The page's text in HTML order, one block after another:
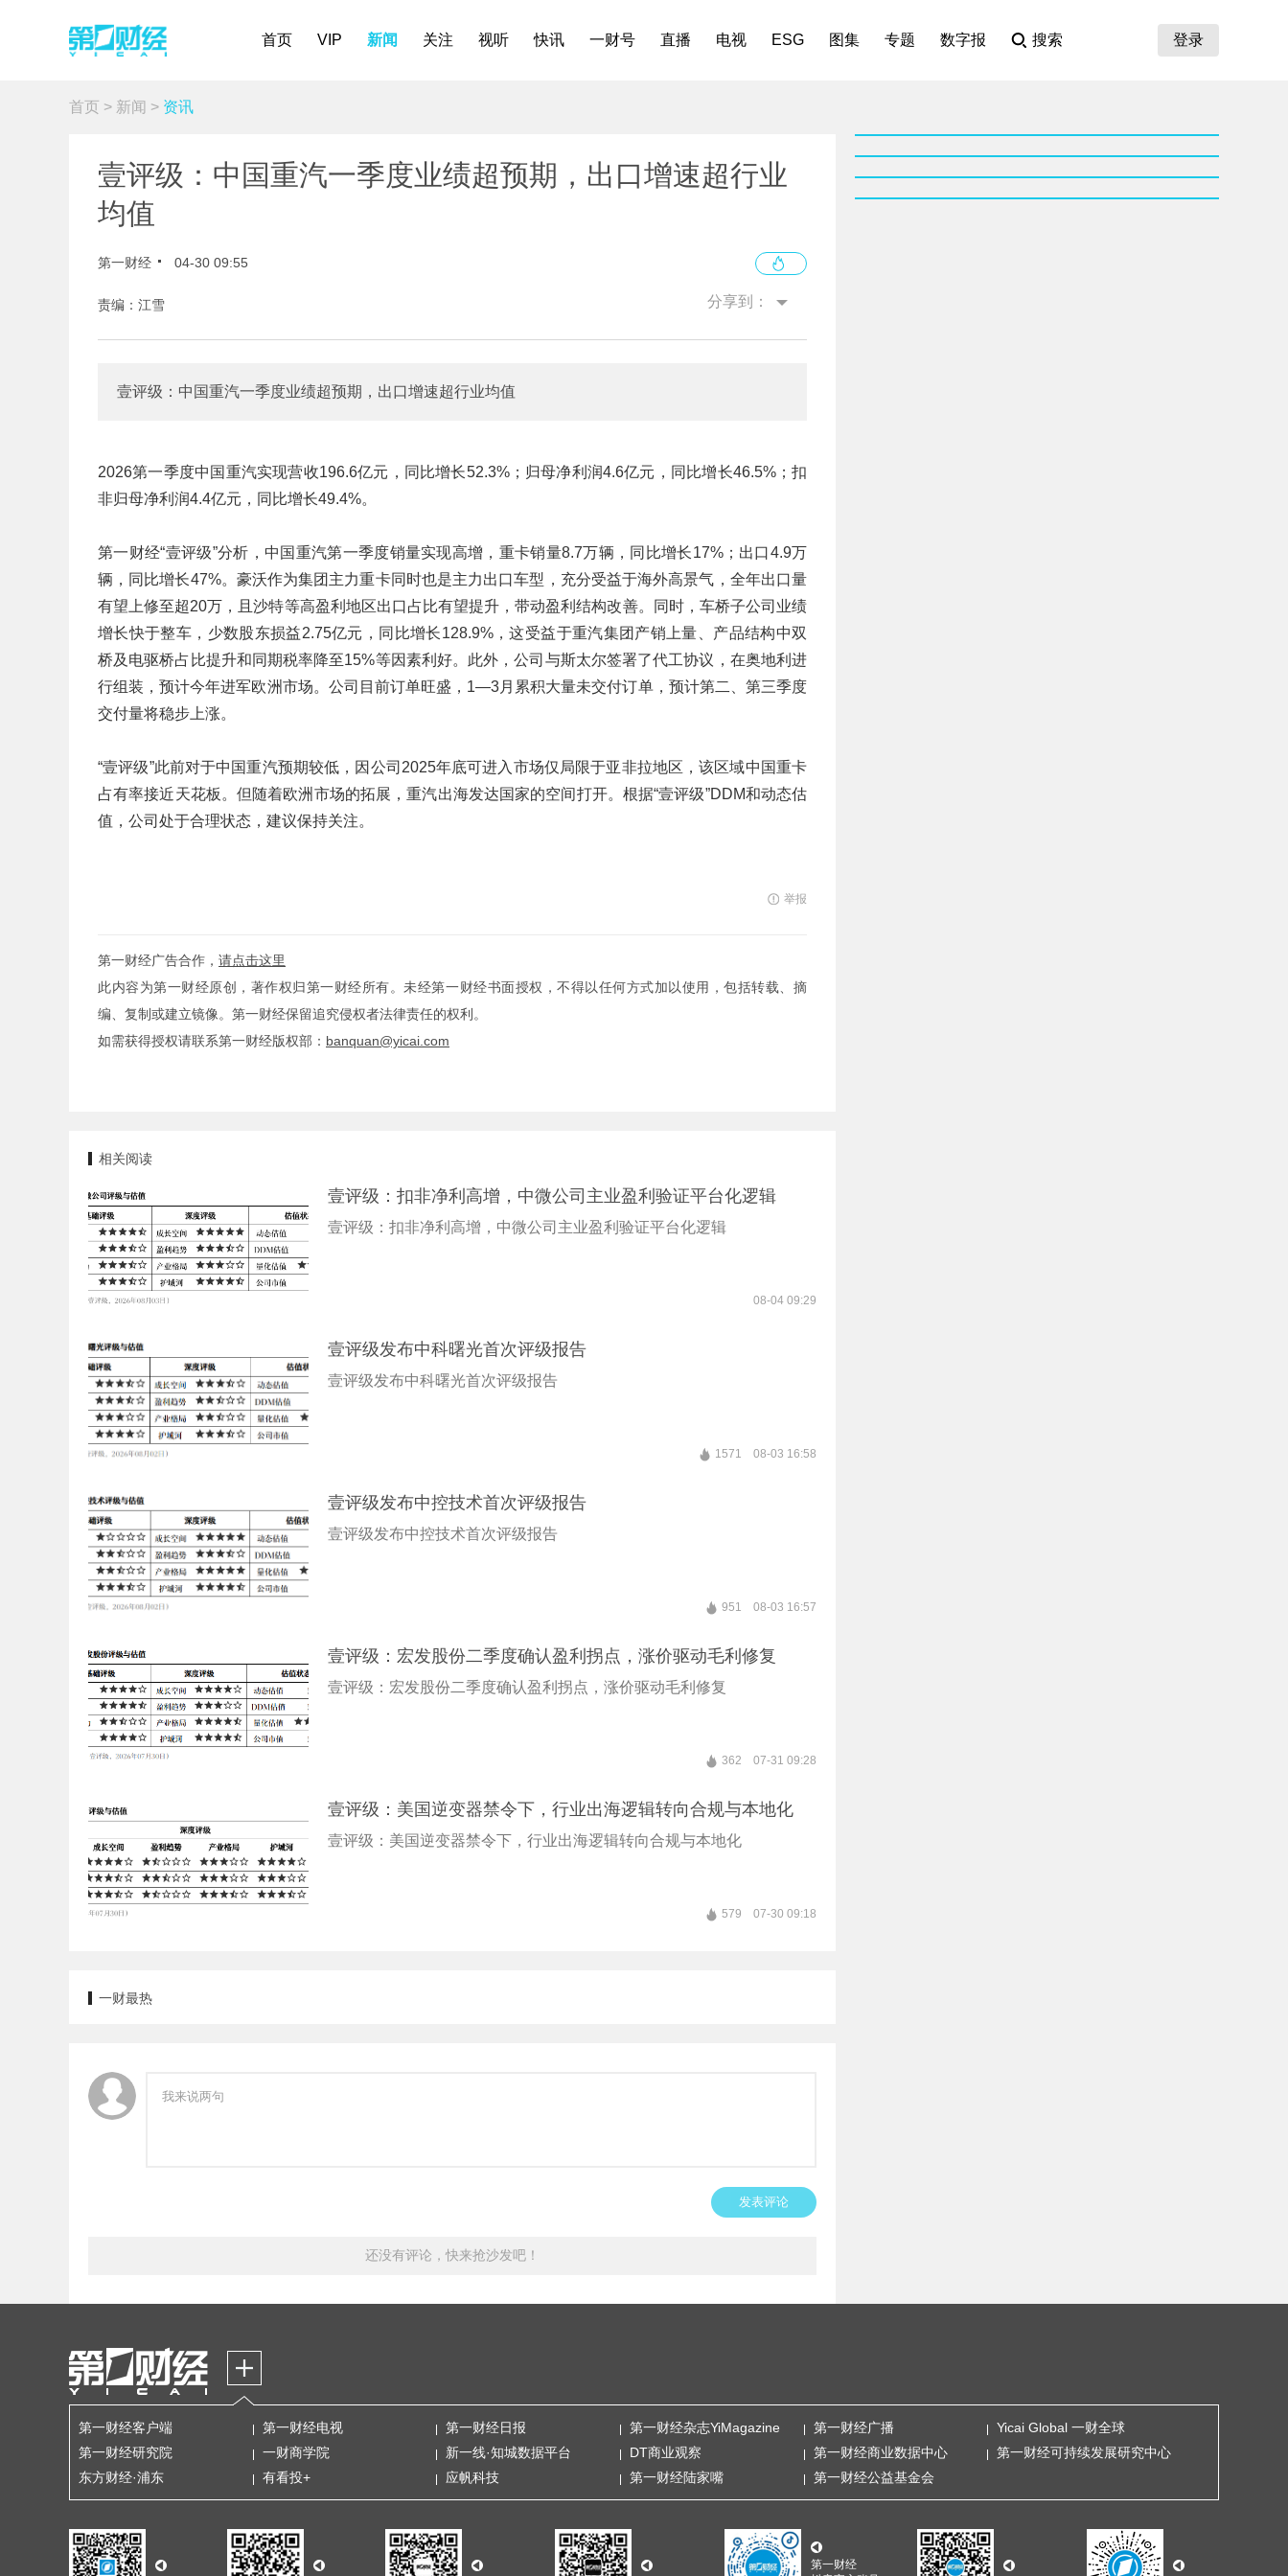
首页 VIP 新闻 关注 视听 快讯 一财号 直播 电视 ESG 图集 专题 数字报 搜索 登录
首页 > 新闻 > 资讯
壹评级：中国重汽一季度业绩超预期，出口增速超行业
均值
第一财经 04-30 09:55
责编：江雪 分享到：
壹评级：中国重汽一季度业绩超预期，出口增速超行业均值
2026第一季度中国重汽实现营收196.6亿元，同比增长52.3%；归母净利润4.6亿元，同比增长46.5%；扣
非归母净利润4.4亿元，同比增长49.4%。
第一财经“壹评级”分析，中国重汽第一季度销量实现高增，重卡销量8.7万辆，同比增长17%；出口4.9万
辆，同比增长47%。豪沃作为集团主力重卡同时也是主力出口车型，充分受益于海外高景气，全年出口量
有望上修至超20万，且沙特等高盈利地区出口占比有望提升，带动盈利结构改善。同时，车桥子公司业绩
增长快于整车，少数股东损益2.75亿元，同比增长128.9%，这受益于重汽集团产销上量、产品结构中双
桥及电驱桥占比提升和同期税率降至15%等因素利好。此外，公司与斯太尔签署了代工协议，在奥地利进
行组装，预计今年进军欧洲市场。公司目前订单旺盛，1—3月累积大量未交付订单，预计第二、第三季度
交付量将稳步上涨。
“壹评级”此前对于中国重汽预期较低，因公司2025年底可进入市场仅局限于亚非拉地区，该区域中国重卡
占有率接近天花板。但随着欧洲市场的拓展，重汽出海发达国家的空间打开。根据“壹评级”DDM和动态估
值，公司处于合理状态，建议保持关注。
举报
第一财经广告合作， 请点击这里
此内容为第一财经原创，著作权归第一财经所有。未经第一财经书面授权，不得以任何方式加以使用，包括转载、摘
编、复制或建立镜像。第一财经保留追究侵权者法律责任的权利。
如需获得授权请联系第一财经版权部： banquan@yicai.com
相关阅读
壹评级：扣非净利高增，中微公司主业盈利验证平台化逻辑
壹评级：扣非净利高增，中微公司主业盈利验证平台化逻辑
08-04 09:29
壹评级发布中科曙光首次评级报告
壹评级发布中科曙光首次评级报告
1571 08-03 16:58
壹评级发布中控技术首次评级报告
壹评级发布中控技术首次评级报告
951 08-03 16:57
壹评级：宏发股份二季度确认盈利拐点，涨价驱动毛利修复
壹评级：宏发股份二季度确认盈利拐点，涨价驱动毛利修复
362 07-31 09:28
壹评级：美国逆变器禁令下，行业出海逻辑转向合规与本地化
壹评级：美国逆变器禁令下，行业出海逻辑转向合规与本地化
579 07-30 09:18
一财最热
发表评论
还没有评论，快来抢沙发吧！
第一财经客户端 第一财经电视 第一财经日报 第一财经杂志YiMagazine 第一财经广播
Yicai Global 一财全球
第一财经研究院
一财商学院 新一线·知城数据平台 DT商业观察 第一财经商业数据中心
第一财经可持续发展研究中心
东方财经·浦东
有看投+ 应帆科技 第一财经陆家嘴 第一财经公益基金会
第一财经